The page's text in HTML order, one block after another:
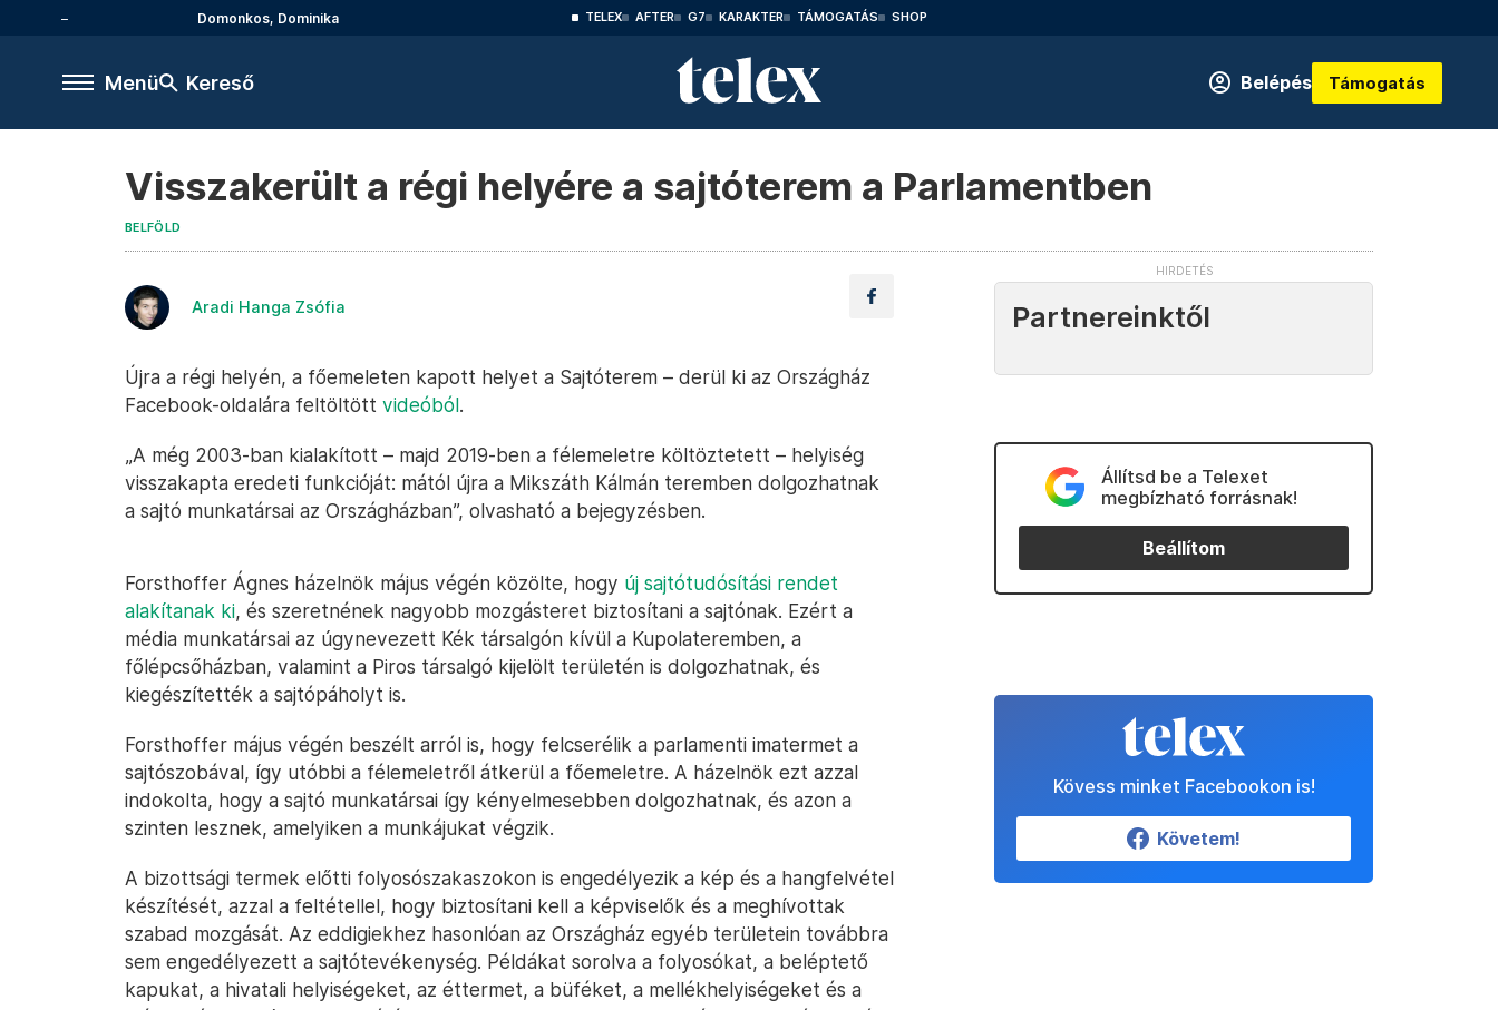
Domonkos, Dominika TELEX AFTER G7 KARAKTER TÁMOGATÁS SHOP
Menü Kereső Belépés Támogatás
Visszakerült a régi helyére a sajtóterem a Parlamentben
BELFÖLD
Aradi Hanga Zsófia
Újra a régi helyén, a főemeleten kapott helyet a Sajtóterem – derül ki az Országház
Facebook-oldalára feltöltött videóból.
„A még 2003-ban kialakított – majd 2019-ben a félemeletre költöztetett – helyiség
visszakapta eredeti funkcióját: mától újra a Mikszáth Kálmán teremben dolgozhatnak
a sajtó munkatársai az Országházban”, olvasható a bejegyzésben.
Forsthoffer Ágnes házelnök május végén közölte, hogy új sajtótudósítási rendet
alakítanak ki, és szeretnének nagyobb mozgásteret biztosítani a sajtónak. Ezért a
média munkatársai az úgynevezett Kék társalgón kívül a Kupolateremben, a
főlépcsőházban, valamint a Piros társalgó kijelölt területén is dolgozhatnak, és
kiegészítették a sajtópáholyt is.
Forsthoffer május végén beszélt arról is, hogy felcserélik a parlamenti imatermet a
sajtószobával, így utóbbi a félemeletről átkerül a főemeletre. A házelnök ezt azzal
indokolta, hogy a sajtó munkatársai így kényelmesebben dolgozhatnak, és azon a
szinten lesznek, amelyiken a munkájukat végzik.
A bizottsági termek előtti folyosószakaszokon is engedélyezik a kép és a hangfelvétel
készítését, azzal a feltétellel, hogy biztosítani kell a képviselők és a meghívottak
szabad mozgását. Az eddigiekhez hasonlóan az Országház egyéb területein továbbra
sem engedélyezett a sajtótevékenység. Példákat sorolva a folyosókat, a beléptető
kapukat, a hivatali helyiségeket, az éttermet, a büféket, a mellékhelyiségeket és a
Partnereinktől
Állítsd be a Telexet
megbízható forrásnak!
Beállítom
Kövess minket Facebookon is!
Követem!